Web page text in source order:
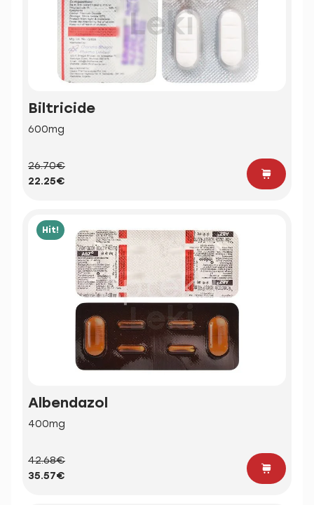
Biltricide
600mg
26.70€
22.25€
Hit!
Albendazol
400mg
42.68€
35.57€